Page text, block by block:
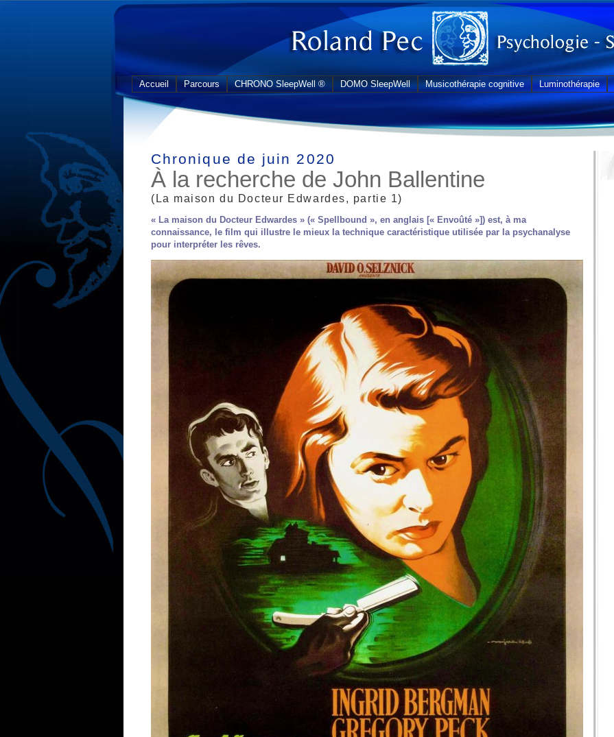
Accueil Parcours CHRONO SleepWell ® DOMO SleepWell Musicothérapie cognitive Luminothérapie
Chronique de juin 2020
À la recherche de John Ballentine
(La maison du Docteur Edwardes, partie 1)
« La maison du Docteur Edwardes » (« Spellbound », en anglais [« Envoûté »]) est, à ma
connaissance, le film qui illustre le mieux la technique caractéristique utilisée par la psychanalyse
pour interpréter les rêves.